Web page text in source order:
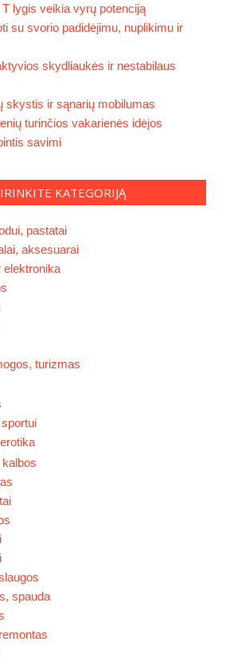
lygis veikia vyrų potenciją
su svorio padidėjimu, nuplikimu ir
skydliaukės ir nestabilaus
skystis ir sąnarių mobilumas
turinčios vakarienės idėjos
savimi
KATEGORIJĄ
pastatai
aksesuarai
elektronika
turizmas
spauda